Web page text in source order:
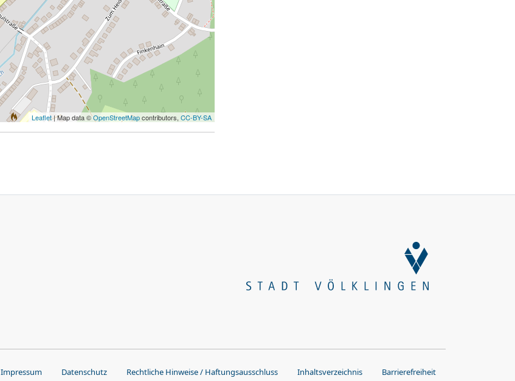
Leaflet| Map data ©OpenStreetMapcontributors, CC-BY-SA
Impressum Datenschutz Rechtliche Hinweise / Haftungsausschluss Inhaltsverzeichnis Barrierefreiheit